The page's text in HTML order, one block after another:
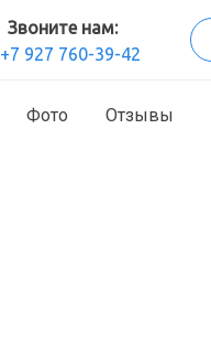
Звоните нам:
+7 927 760-39-42
Фото Отзывы